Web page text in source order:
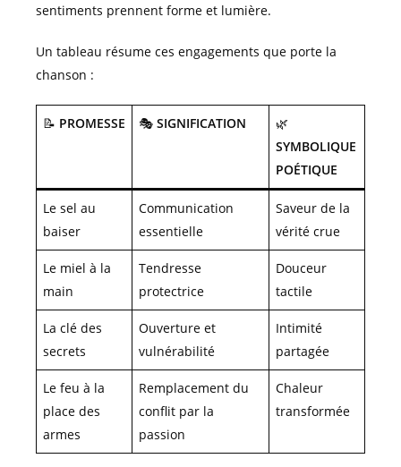
sentiments prennent forme et lumière.
Un tableau résume ces engagements que porte la
chanson :
📝 PROMESSE 🎭 SIGNIFICATION
🌿
SYMBOLIQUE
POÉTIQUE
Le sel au
baiser
Communication
essentielle
Saveur de la
vérité crue
Le miel à la
main
Tendresse
protectrice
Douceur
tactile
La clé des
secrets
Ouverture et
vulnérabilité
Intimité
partagée
Le feu à la
place des
armes
Remplacement du
conflit par la
passion
Chaleur
transformée